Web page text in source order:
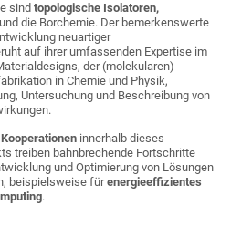
sindtopologische Isolatoren,
und die Borchemie. Der bemerkenswerte
neuartiger
auf ihrer umfassenden Expertise im
der (molekularen)
in Chemie und Physik,
Untersuchung und Beschreibung von
innerhalb dieses
treiben bahnbrechende Fortschritte
und Optimierung von Lösungen
beispielsweise fürenergieeffizientes
.